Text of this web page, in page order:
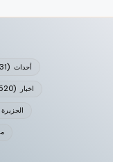
أحداث (231)
اخبار (620)
الجزيرة